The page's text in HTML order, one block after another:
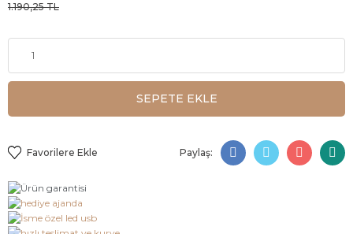
1.190,25 TL
SEPETE EKLE
Paylaş: